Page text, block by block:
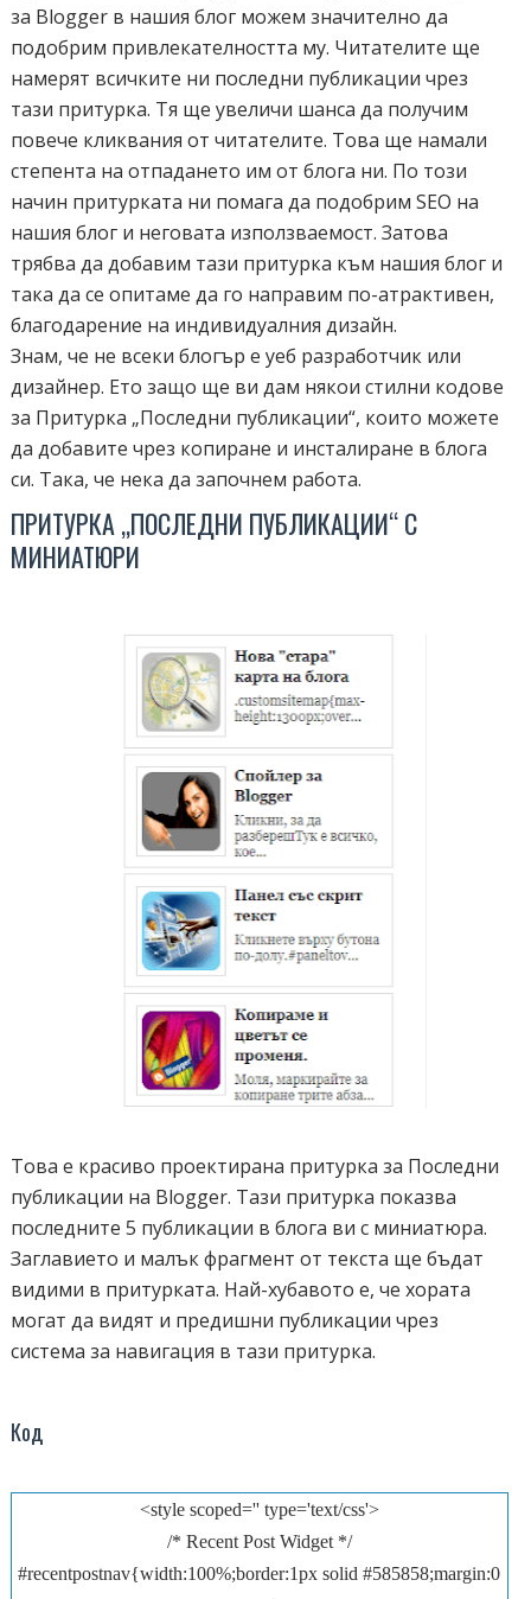
за Blogger в нашия блог можем значително да
подобрим привлекателността му. Читателите ще
намерят всичките ни последни публикации чрез
тази притурка. Тя ще увеличи шанса да получим
повече кликвания от читателите. Това ще намали
степента на отпадането им от блога ни. По този
начин притурката ни помага да подобрим SEO на
нашия блог и неговата използваемост. Затова
трябва да добавим тази притурка към нашия блог и
така да се опитаме да го направим по-атрактивен,
благодарение на индивидуалния дизайн.
Знам, че не всеки блогър е уеб разработчик или
дизайнер. Ето защо ще ви дам някои стилни кодове
за Притурка „Последни публикации“, които можете
да добавите чрез копиране и инсталиране в блога
си. Така, че нека да започнем работа.
ПРИТУРКА „ПОСЛЕДНИ ПУБЛИКАЦИИ“ С
МИНИАТЮРИ
Това е красиво проектирана притурка за Последни
публикации на Blogger. Тази притурка показва
последните 5 публикации в блога ви с миниатюра.
Заглавието и малък фрагмент от текста ще бъдат
видими в притурката. Най-хубавото е, че хората
могат да видят и предишни публикации чрез
система за навигация в тази притурка.
Код
<style scoped='' type='text/css'>
/* Recent Post Widget */
#recentpostnav{width:100%;border:1px solid #585858;margin:0